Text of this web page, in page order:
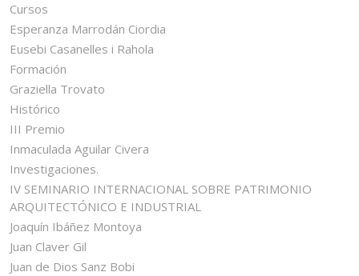
Cursos
Esperanza Marrodán Ciordia
Eusebi Casanelles i Rahola
Formación
Graziella Trovato
Histórico
III Premio
Inmaculada Aguilar Civera
Investigaciones.
IV SEMINARIO INTERNACIONAL SOBRE PATRIMONIO
ARQUITECTÓNICO E INDUSTRIAL
Joaquín Ibáñez Montoya
Juan Claver Gil
Juan de Dios Sanz Bobi